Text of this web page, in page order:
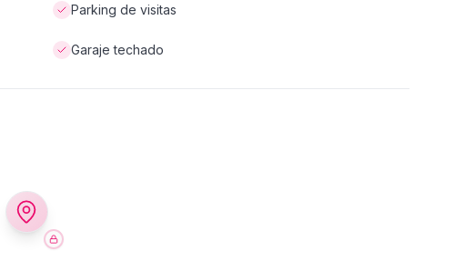
Parking de visitas
Garaje techado